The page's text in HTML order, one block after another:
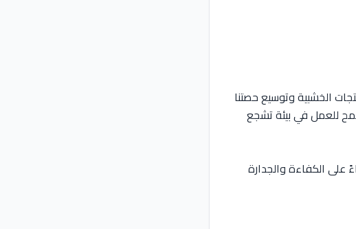
الخشبية وتوسيع حصتنا
للعمل في بيئة تشجع
على الكفاءة والجدارة